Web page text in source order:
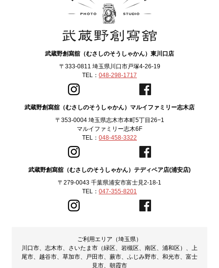
武蔵野創寫舘（むさしのそうしゃかん）東川口店
〒333-0811 埼玉県川口市戸塚4-26-19
TEL： 048-298-1717
武蔵野創寫舘（むさしのそうしゃかん）マルイファミリー志木店
〒353-0004 埼玉県志木市本町5丁目26−1
マルイファミリー志木6F
TEL： 048-458-3322
武蔵野創寫舘（むさしのそうしゃかん）テディベア店(浦安店)
〒279-0043 千葉県浦安市富士見2-18-1
TEL： 047-355-8201
ご利用エリア（埼玉県）
川口市、志木市、さいたま市（緑区、岩槻区、南区、浦和区）、上
尾市、越谷市、草加市、戸田市、蕨市、ふじみ野市、和光市、富士
見市、朝霞市